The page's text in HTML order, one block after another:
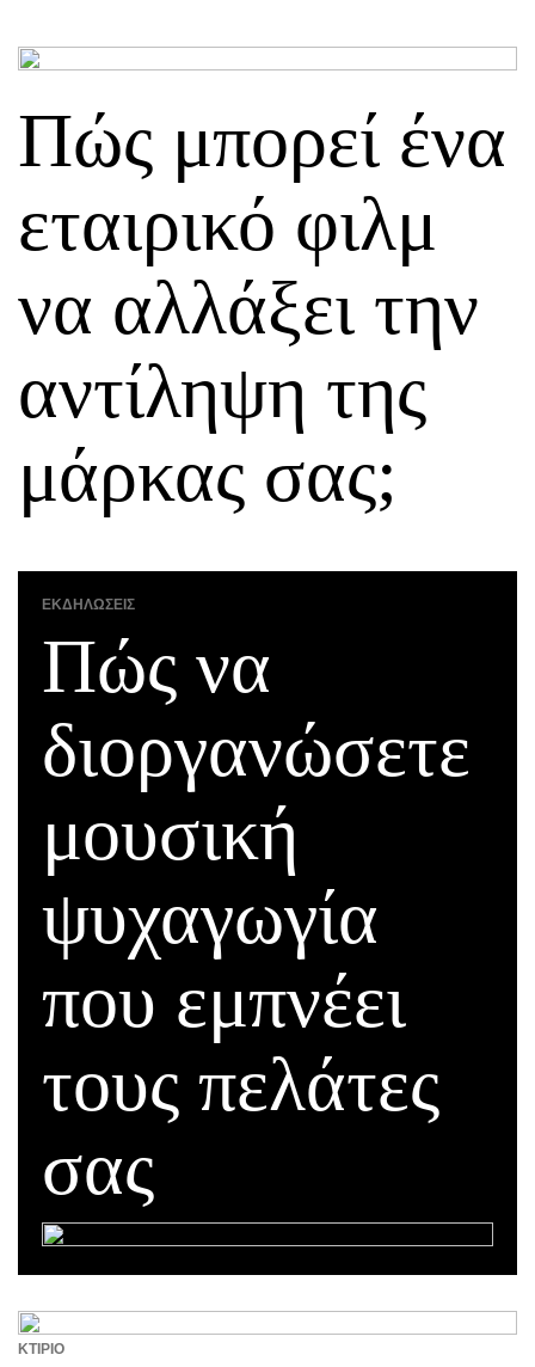
Πώς μπορεί ένα
εταιρικό φιλμ
να αλλάξει την
αντίληψη της
μάρκας σας;
Πώς να
διοργανώσετε
μουσική
ψυχαγωγία
που εμπνέει
τους πελάτες
σας
ΕΚΔΗΛΏΣΕΙΣ
ΚΤΊΡΙΟ